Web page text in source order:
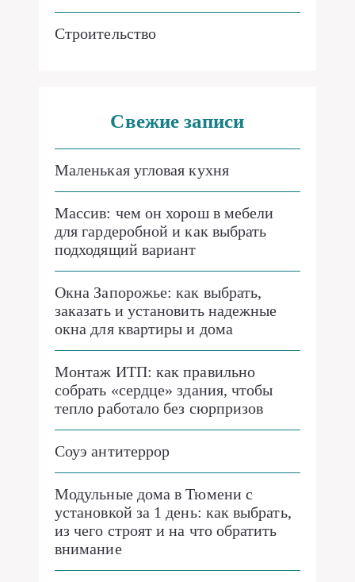
Строительство
Свежие записи
Маленькая угловая кухня
Массив: чем он хорош в мебели
для гардеробной и как выбрать
подходящий вариант
Окна Запорожье: как выбрать,
заказать и установить надежные
окна для квартиры и дома
Монтаж ИТП: как правильно
собрать «сердце» здания, чтобы
тепло работало без сюрпризов
Соуэ антитеррор
Модульные дома в Тюмени с
установкой за 1 день: как выбрать,
из чего строят и на что обратить
внимание